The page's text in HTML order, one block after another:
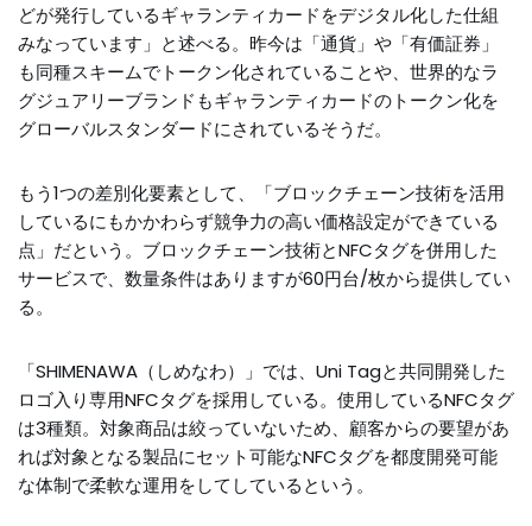
どが発行しているギャランティカードをデジタル化した仕組
みなっています」と述べる。昨今は「通貨」や「有価証券」
も同種スキームでトークン化されていることや、世界的なラ
グジュアリーブランドもギャランティカードのトークン化を
グローバルスタンダードにされているそうだ。
もう1つの差別化要素として、「ブロックチェーン技術を活用
しているにもかかわらず競争力の高い価格設定ができている
点」だという。ブロックチェーン技術とNFCタグを併用した
サービスで、数量条件はありますが60円台/枚から提供してい
る。
「SHIMENAWA（ しめなわ）」では、Uni Tagと共同開発した
ロゴ入り専用NFCタグを採用している。使用しているNFCタグ
は3種類。対象商品は絞っていないため、顧客からの要望があ
れば対象となる製品にセット可能なNFCタグを都度開発可能
な体制で柔軟な運用をしてしているという。